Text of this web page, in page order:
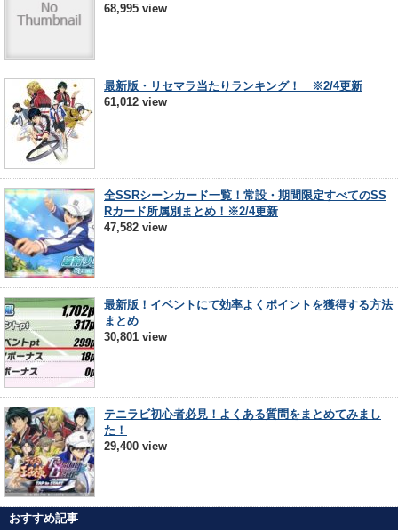
68,995 view
最新版・リセマラ当たりランキング！ ※2/4更新
61,012 view
全SSRシーンカード一覧！常設・期間限定すべてのSS
Rカード所属別まとめ！※2/4更新
47,582 view
最新版！イベントにて効率よくポイントを獲得する方法
まとめ
30,801 view
テニラビ初心者必見！よくある質問をまとめてみまし
た！
29,400 view
おすすめ記事